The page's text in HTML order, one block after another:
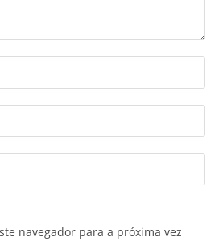
navegador para a próxima vez